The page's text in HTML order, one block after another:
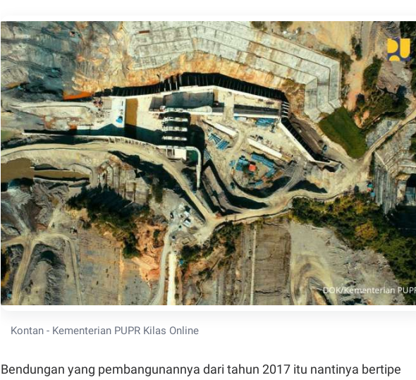
Kontan - Kementerian PUPR Kilas Online
Bendungan yang pembangunannya dari tahun 2017 itu nantinya bertipe